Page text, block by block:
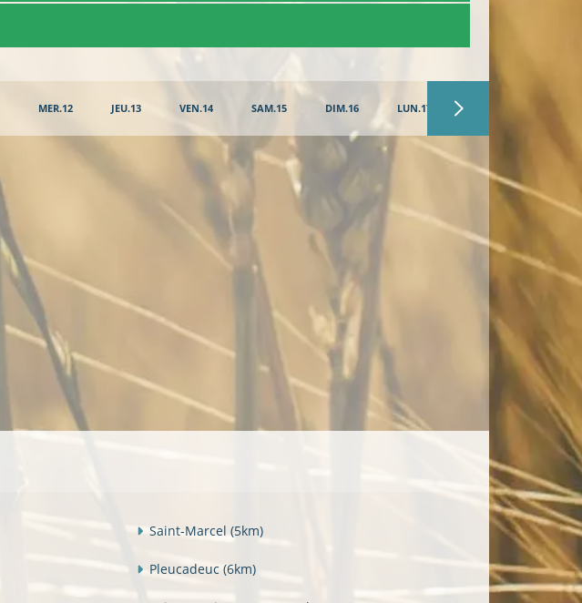
MER.12 JEU.13 VEN.14 SAM.15 DIM.16 LUN.17
Saint-Marcel (5km)
Pleucadeuc (6km)